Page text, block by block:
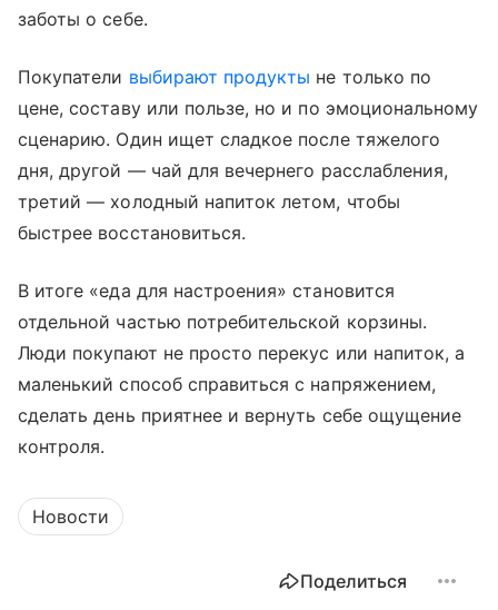
заботы о себе.
Покупатели выбирают продукты не только по
цене, составу или пользе, но и по эмоциональному
сценарию. Один ищет сладкое после тяжелого
дня, другой — чай для вечернего расслабления,
третий — холодный напиток летом, чтобы
быстрее восстановиться.
В итоге «еда для настроения» становится
отдельной частью потребительской корзины.
Люди покупают не просто перекус или напиток, а
маленький способ справиться с напряжением,
сделать день приятнее и вернуть себе ощущение
контроля.
Новости
Поделиться